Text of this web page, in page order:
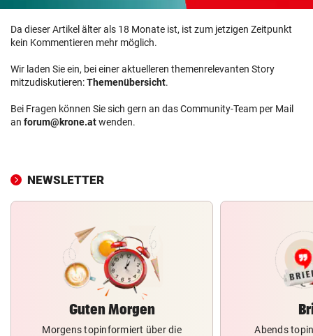
Da dieser Artikel älter als 18 Monate ist, ist zum jetzigen Zeitpunkt
kein Kommentieren mehr möglich.
Wir laden Sie ein, bei einer aktuelleren themenrelevanten Story
mitzudiskutieren:Themenübersicht.
Bei Fragen können Sie sich gern an das Community-Team per Mail
an forum@krone.atwenden.
NEWSLETTER
Guten Morgen
Morgens topinformiert über die
Abends